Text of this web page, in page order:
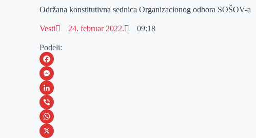
Održana konstitutivna sednica Organizacionog odbora SOŠOV-a
Vesti 24. februar 2022. 09:18
Podeli:
F
a
c
e
b
M
e
s
s
L
i
n
V
iW